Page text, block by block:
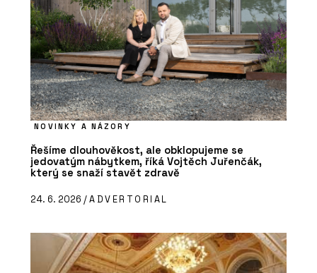
NOVINKY A NÁZORY
Řešíme dlouhověkost, ale obklopujeme se
jedovatým nábytkem, říká Vojtěch Juřenčák,
který se snaží stavět zdravě
24. 6. 2026 /ADVERTORIAL